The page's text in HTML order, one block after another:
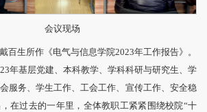
会议现场
百生所作《电气与信息学院2023年工作报告》。
年基层党建、本科教学、学科科研与研究生、学
服务、学生工作、工会工作、宣传工作、安全稳
在过去的一年里，全体教职工紧紧围绕校院“十